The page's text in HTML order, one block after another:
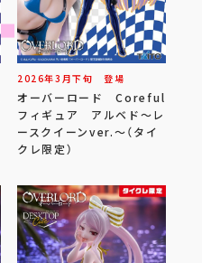
2026年3 月下旬 登場
オーバーロード Coreful
フィギュア アルベド～レ
ースクイーンver.～（タイ
クレ限定）